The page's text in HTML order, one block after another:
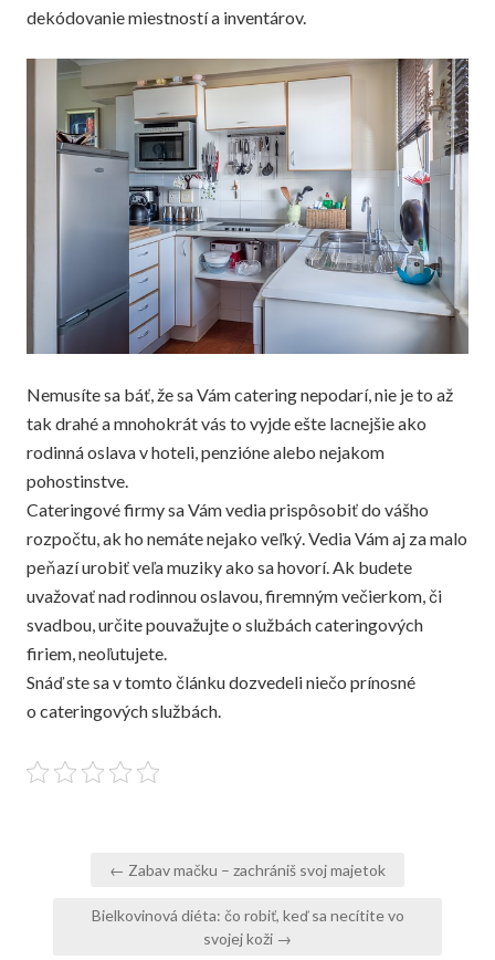
dekódovanie miestností a inventárov.
Nemusíte sa báť, že sa Vám catering nepodarí, nie je to až
tak drahé a mnohokrát vás to vyjde ešte lacnejšie ako
rodinná oslava v hoteli, penzióne alebo nejakom
pohostinstve.
Cateringové firmy sa Vám vedia prispôsobiť do vášho
rozpočtu, ak ho nemáte nejako veľký. Vedia Vám aj za malo
peňazí urobiť veľa muziky ako sa hovorí. Ak budete
uvažovať nad rodinnou oslavou, firemným večierkom, či
svadbou, určite pouvažujte o službách cateringových
firiem, neoľutujete.
Snáď ste sa v tomto článku dozvedeli niečo prínosné
o cateringových službách.
Navigace
příspěvek
← Zabav mačku – zachrániš svoj majetok
Bielkovinová diéta: čo robiť, keď sa necítite vo
svojej koži →